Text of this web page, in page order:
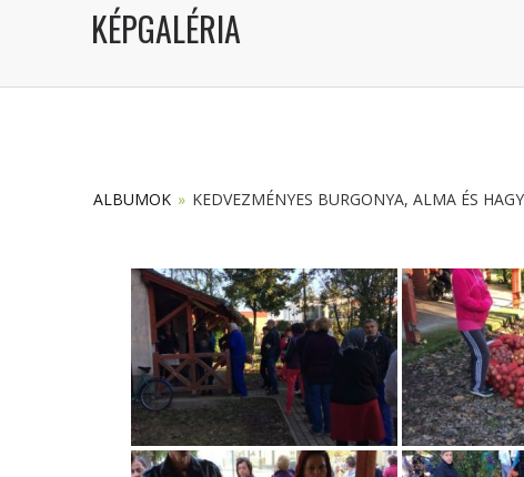
KÉPGALÉRIA
ALBUMOK » KEDVEZMÉNYES BURGONYA, ALMA ÉS